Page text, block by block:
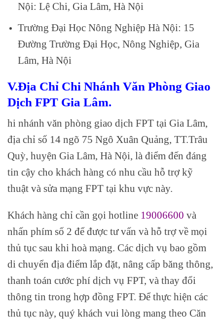
Nội: Lệ Chi, Gia Lâm, Hà Nội
Trường Đại Học Nông Nghiệp Hà Nội: 15
Đường Trường Đại Học, Nông Nghiệp, Gia
Lâm, Hà Nội
V.Địa Chỉ Chi Nhánh Văn Phòng Giao
Dịch FPT Gia Lâm.
hi nhánh văn phòng giao dịch FPT tại Gia Lâm,
địa chỉ số 14 ngõ 75 Ngô Xuân Quảng, TT.Trâu
Quỳ, huyện Gia Lâm, Hà Nội, là điểm đến đáng
tin cậy cho khách hàng có nhu cầu hỗ trợ kỹ
thuật và sửa mạng FPT tại khu vực này.
Khách hàng chỉ cần gọi hotline 19006600 và
nhấn phím số 2 để được tư vấn và hỗ trợ về mọi
thủ tục sau khi hoà mạng. Các dịch vụ bao gồm
di chuyển địa điểm lắp đặt, nâng cấp băng thông,
thanh toán cước phí dịch vụ FPT, và thay đổi
thông tin trong hợp đồng FPT. Để thực hiện các
thủ tục này, quý khách vui lòng mang theo Căn